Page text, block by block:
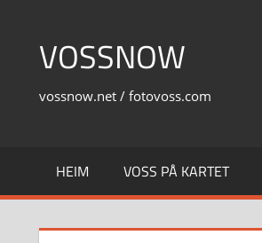
contentVOSSNOW
vossnow.net / fotovoss.com
HEIM VOSS PÅ KARTET